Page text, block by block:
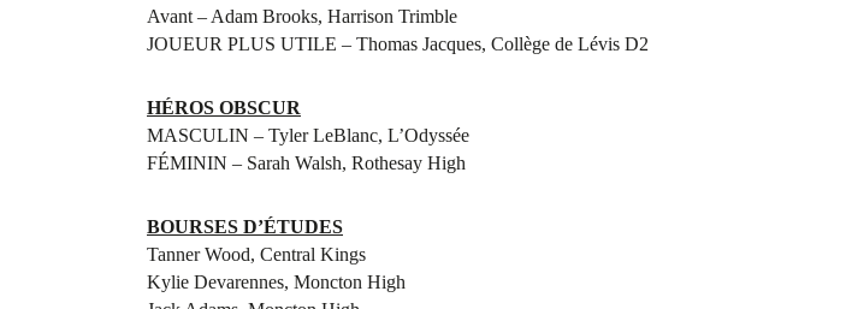
Avant – Adam Brooks, Harrison Trimble
JOUEUR PLUS UTILE – Thomas Jacques, Collège de Lévis D2
HÉROS OBSCUR
MASCULIN – Tyler LeBlanc, L’Odyssée
FÉMININ – Sarah Walsh, Rothesay High
BOURSES D’ÉTUDES
Tanner Wood, Central Kings
Kylie Devarennes, Moncton High